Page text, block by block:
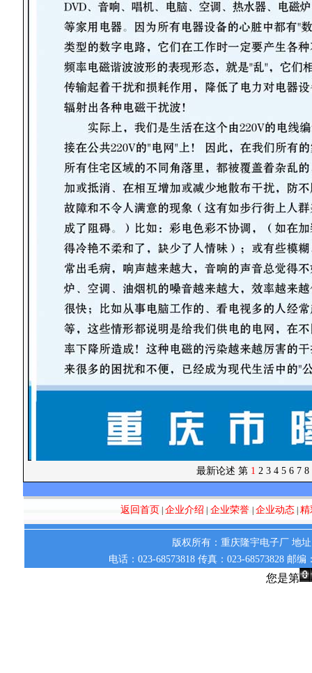
最新论述 第 1 2 3 4 5 6 7 8
返回首页 企业介绍 企业荣誉 企业动态 精
版权所有：重庆隆宇电子厂 地
电话：023-68573818 传真：023-68573828 邮
您是第